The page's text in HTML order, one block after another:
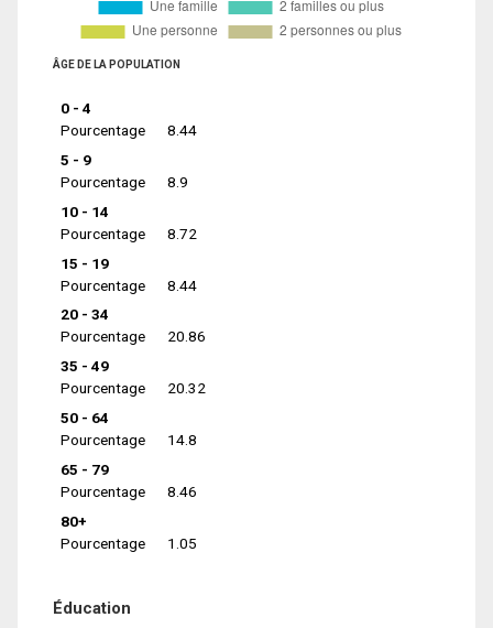
ÂGE DE LA POPULATION
0 - 4
Pourcentage
8.44
5 - 9
Pourcentage
8.9
10 - 14
Pourcentage
8.72
15 - 19
Pourcentage
8.44
20 - 34
Pourcentage
20.86
35 - 49
Pourcentage
20.32
50 - 64
Pourcentage
14.8
65 - 79
Pourcentage
8.46
80+
Pourcentage
1.05
Éducation